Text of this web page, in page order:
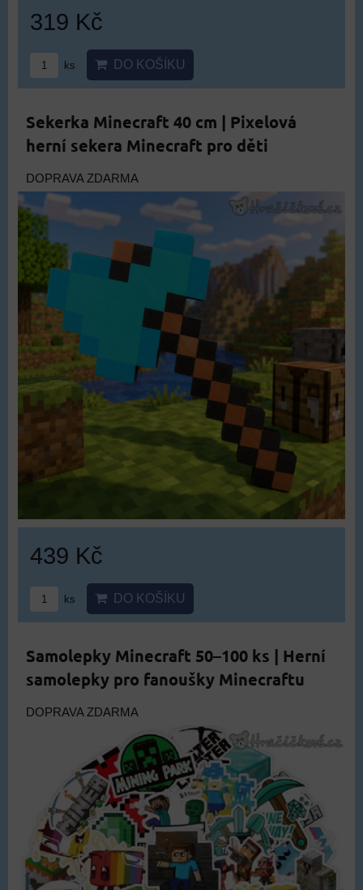
319 Kč
ks DO KOŠÍKU
Sekerka Minecraft 40 cm | Pixelová
herní sekera Minecraft pro děti
DOPRAVA ZDARMA
439 Kč
ks DO KOŠÍKU
Samolepky Minecraft 50–100 ks | Herní
samolepky pro fanoušky Minecraftu
DOPRAVA ZDARMA